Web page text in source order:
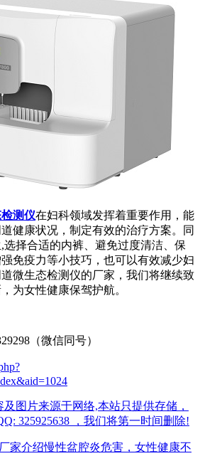
测仪在妇科领域发挥着重要作用，能
健康状况，制定有效的治疗方案。同
选择合适的内裤、避免过度清洁、保
免疫力等小技巧，也可以有效减少妇
微生态检测仪的厂家，我们将继续致
为女性健康保驾护航。
（微信同号）
图片来源于网络,本站只提供存储，
325925638 ，我们将第一时间删除!
家介绍慢性盆腔炎危害，女性健康不